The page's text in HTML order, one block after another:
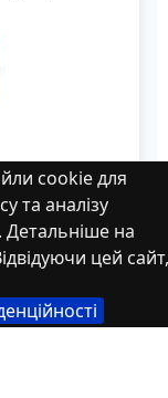
cookie для
та аналізу
Детальніше на
цей сайт,